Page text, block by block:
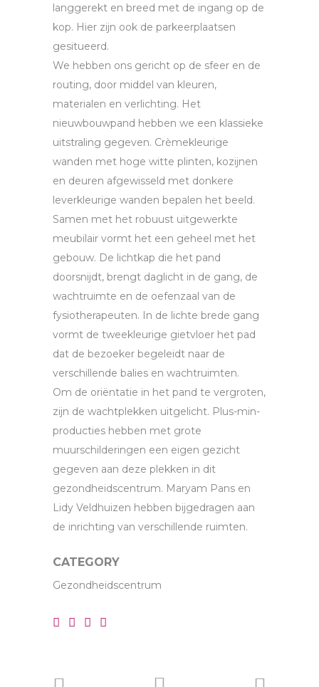
langgerekt en breed met de ingang op de
kop. Hier zijn ook de parkeerplaatsen
gesitueerd.
We hebben ons gericht op de sfeer en de
routing, door middel van kleuren,
materialen en verlichting. Het
nieuwbouwpand hebben we een klassieke
uitstraling gegeven. Crèmekleurige
wanden met hoge witte plinten, kozijnen
en deuren afgewisseld met donkere
leverkleurige wanden bepalen het beeld.
Samen met het robuust uitgewerkte
meubilair vormt het een geheel met het
gebouw. De lichtkap die het pand
doorsnijdt, brengt daglicht in de gang, de
wachtruimte en de oefenzaal van de
fysiotherapeuten. In de lichte brede gang
vormt de tweekleurige gietvloer het pad
dat de bezoeker begeleidt naar de
verschillende balies en wachtruimten.
Om de oriëntatie in het pand te vergroten,
zijn de wachtplekken uitgelicht. Plus-min-
producties hebben met grote
muurschilderingen een eigen gezicht
gegeven aan deze plekken in dit
gezondheidscentrum. Maryam Pans en
Lidy Veldhuizen hebben bijgedragen aan
de inrichting van verschillende ruimten.
CATEGORY
Gezondheidscentrum